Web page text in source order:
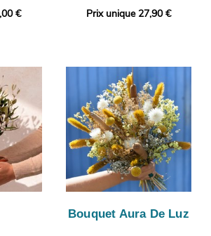
€ Prix unique 27,90 €
Bouquet Aura De Luz